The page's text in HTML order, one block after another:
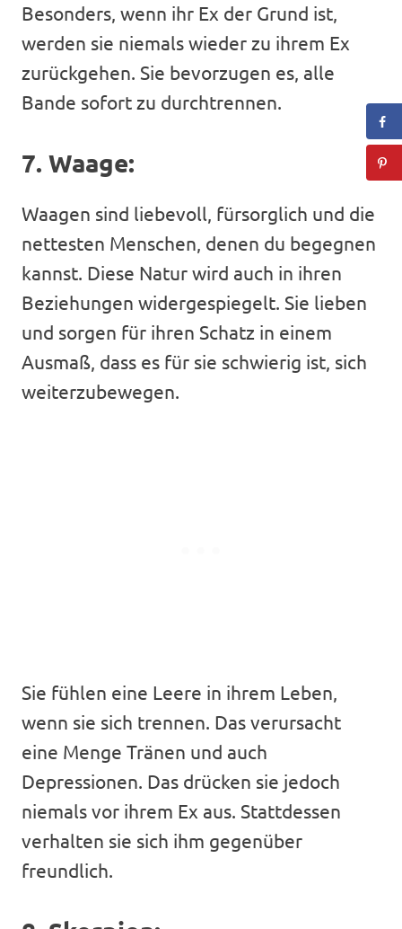
Besonders, wenn ihr Ex der Grund ist,
werden sie niemals wieder zu ihrem Ex
zurückgehen. Sie bevorzugen es, alle
Bande sofort zu durchtrennen.
7. Waage:
Waagen sind liebevoll, fürsorglich und die
nettesten Menschen, denen du begegnen
kannst. Diese Natur wird auch in ihren
Beziehungen widergespiegelt. Sie lieben
und sorgen für ihren Schatz in einem
Ausmaß, dass es für sie schwierig ist, sich
weiterzubewegen.
Sie fühlen eine Leere in ihrem Leben,
wenn sie sich trennen. Das verursacht
eine Menge Tränen und auch
Depressionen. Das drücken sie jedoch
niemals vor ihrem Ex aus. Stattdessen
verhalten sie sich ihm gegenüber
freundlich.